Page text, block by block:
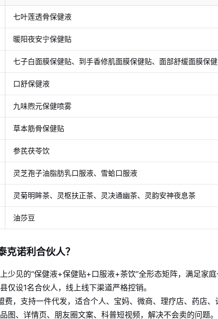
七叶莲透骨保健液
暖阳夜安宁保健贴
七子白面膜保健贴、到手香修肌面膜保健贴、面部舒缓面膜保
口舒保健液
九味煦元保健喷雾
草本筋骨保健贴
参芪茯苓饮
灵芝孢子油脂肪乳口服液、雪蛤口服液
灵菊明眸茶、灵枢扶正茶、灵决通幽茶、灵韵安神夜息茶
油莎豆
克诺利合伙人？
少见的“保健液+保健贴+口服液+茶饮”全形态矩阵，满足家
仅设1名合伙人，线上线下渠道严格控销。
费，支持一件代发，适合个人、宝妈、微商、理疗店、药店、
图、详情页、朋友圈文案、科普短视频，解决不会卖的问题。